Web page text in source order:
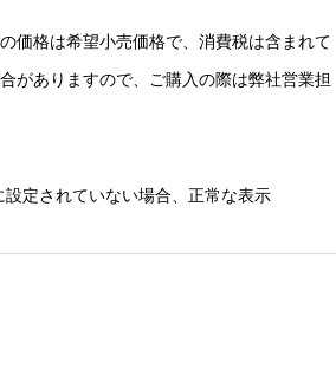
価格は希望小売価格で、消費税は含まれて
がありますので、ご購入の際は弊社営業担
定されていない場合、正常な表示